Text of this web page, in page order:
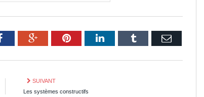
FacebookGoogle+PinterestLinkedInTumblr Email
SUIVANT
Les systèmes constructifs